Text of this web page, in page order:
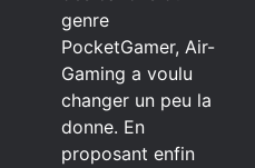
genre
PocketGamer, Air-
Gaming a voulu
changer un peu la
donne. En
proposant enfin